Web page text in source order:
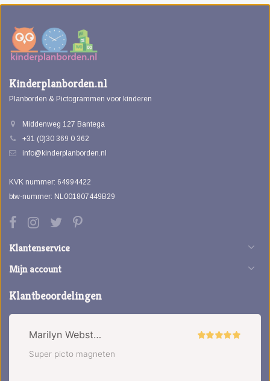
Kinderplanborden.nl
Planborden & Pictogrammen voor kinderen
Middenweg 127 Bantega
+31 (0)30 369 0 362
info@kinderplanborden.nl
KVK nummer: 64994422
btw-nummer: NL001807449B29
Klantenservice
Mijn account
Klantbeoordelingen